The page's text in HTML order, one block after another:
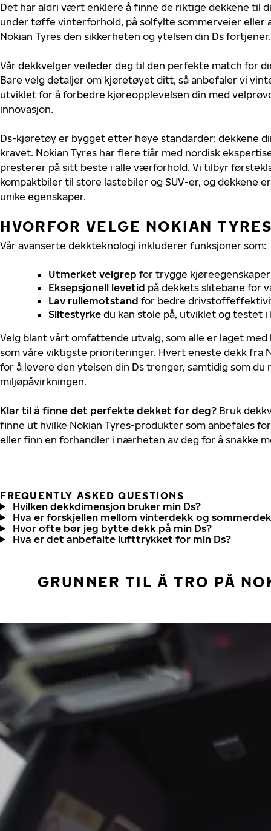
Det har aldri vært enklere å finne de riktige dekkene til
under tøffe vinterforhold, på solfylte sommerveier eller
Nokian Tyres den sikkerheten og ytelsen din Ds fortjener.
Vår dekkvelger veileder deg til den perfekte match for
Bare velg detaljer om kjøretøyet ditt, så anbefaler vi
utviklet for å forbedre kjøreopplevelsen din med
innovasjon.
Ds-kjøretøy er bygget etter høye standarder; dekkene
kravet. Nokian Tyres har flere tiår med nordisk
presterer på sitt beste i alle værforhold. Vi tilbyr
kompaktbiler til store lastebiler og SUV-er, og dekkene
unike egenskaper.
HVORFOR VELGE NOKIAN
Vår avanserte dekkteknologi inkluderer funksjoner som:
Utmerket veigrep for trygge
Eksepsjonell levetid på dekkets slitebane for
Lav rullemotstand for bedre
Slitestyrke du kan stole på, utviklet og testet i
Velg blant vårt omfattende utvalg, som alle er laget
som våre viktigste prioriteringer. Hvert eneste dekk fra
for å levere den ytelsen din Ds trenger, samtidig som du
miljøpåvirkningen.
Klar til å finne det perfekte dekket for deg? Bruk
finne ut hvilke Nokian Tyres-produkter som anbefales
eller finn en forhandler i nærheten av deg for å snakke
FREQUENTLY ASKED QUESTIONS
Hvilken dekkdimensjon bruker min Ds?
Hva er forskjellen mellom vinterdekk og
Hvor ofte bør jeg bytte dekk på min Ds?
Hva er det anbefalte lufttrykket for min Ds?
GRUNNER TIL Å TRO PÅ